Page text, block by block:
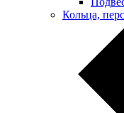
Кольца,